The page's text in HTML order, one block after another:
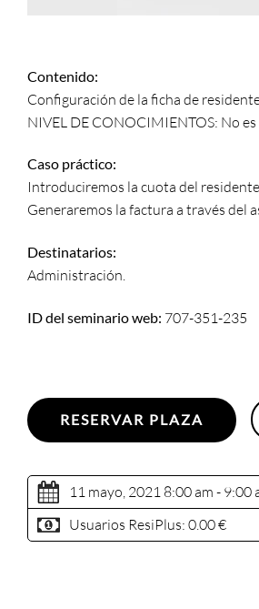
Contenido:
Configuración de la ficha de
NIVEL DE CONOCIMIENTOS: No
Caso práctico:
Introduciremos la cuota del
Generaremos la factura a través del
Destinatarios:
Administración.
ID del seminario web: 707-351-235
RESERVAR PLAZA
11 mayo, 2021 8:00 am - 9:00
Usuarios ResiPlus: 0.00 €